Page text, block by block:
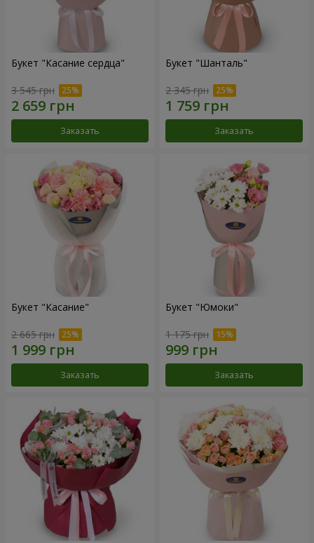
Букет "Касание сердца"
3 545 грн
Заказать
Букет "Шанталь"
2 345 грн
Заказать
Букет "Касание"
2 665 грн
Заказать
Букет "Юмоки"
1 175 грн
Заказать